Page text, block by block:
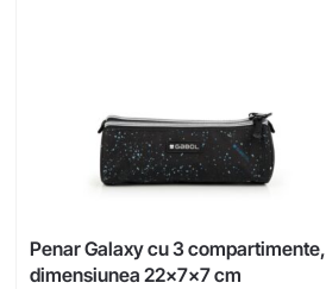
Penar Galaxy cu 3 compartimente,
dimensiunea 22x7x7 cm